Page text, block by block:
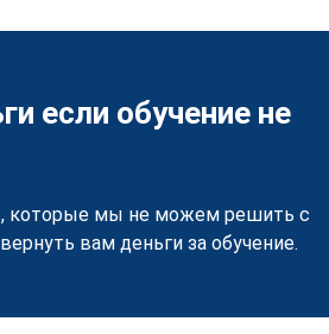
если обучение не
которые мы не можем решить с
вам деньги за обучение.